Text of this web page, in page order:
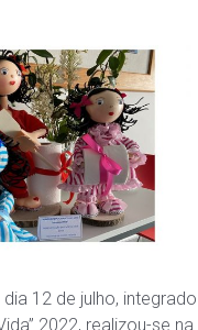
12 de julho,
2022, realizou-se